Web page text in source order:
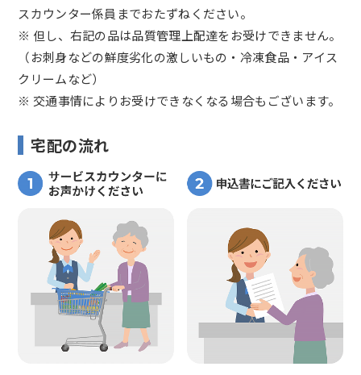
スカウンター係員までおたずねください。
※ 但し、右記の品は品質管理上配達をお受けできません。
（お刺身などの鮮度劣化の激しいもの・冷凍食品・アイス
クリームなど）
※ 交通事情によりお受けできなくなる場合もございます。
宅配の流れ